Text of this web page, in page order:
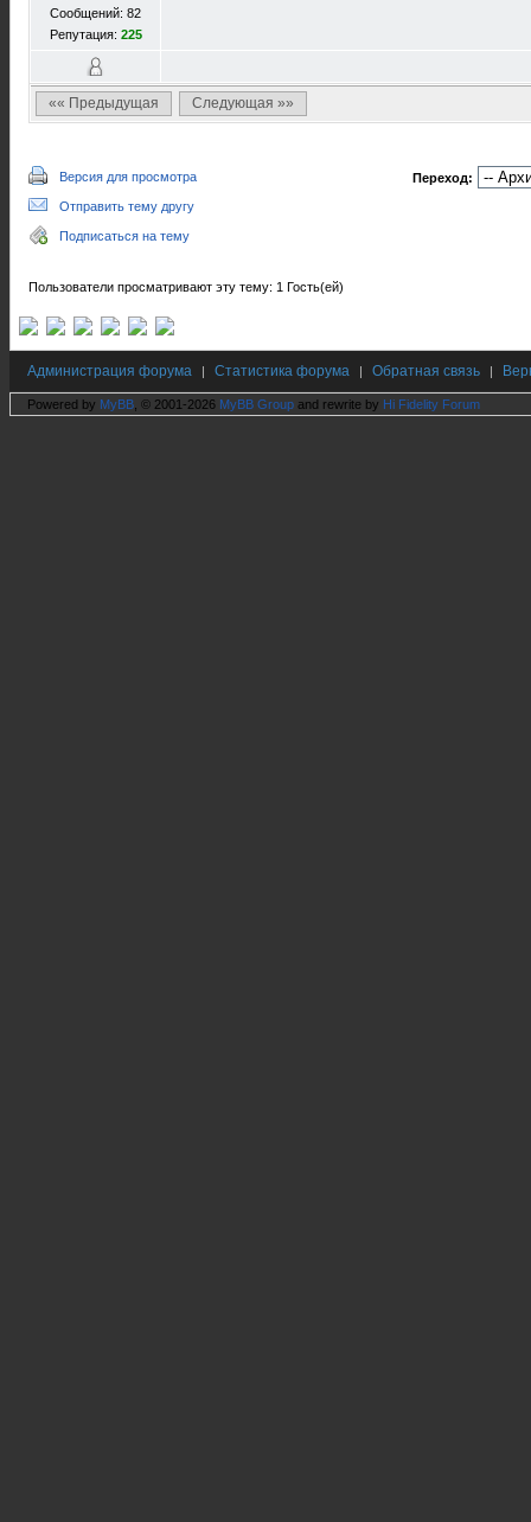
Сообщений: 82
Репутация: 225
«« Предыдущая Следующая »»
Версия для просмотра
Отправить тему другу
Подписаться на тему
Переход:
Пользователи просматривают эту тему: 1 Гость(ей)
Администрация форума | Статистика форума | Обратная связь |
Powered by MyBB , © 2001-2026 MyBB Group and rewrite by Hi Fidelity Forum